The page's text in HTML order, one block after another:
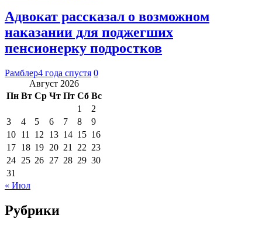
Адвокат рассказал о возможном
наказании для поджегших
пенсионерку подростков
Рамблер4 года спустя 0
Август 2026
Пн Вт Ср Чт Пт Сб Вс
1
2
3
4 5 6 7 8
9
10 11 12 13 14 15 16
17 18 19 20 21 22 23
24 25 26 27 28 29 30
31
« Июл
Рубрики